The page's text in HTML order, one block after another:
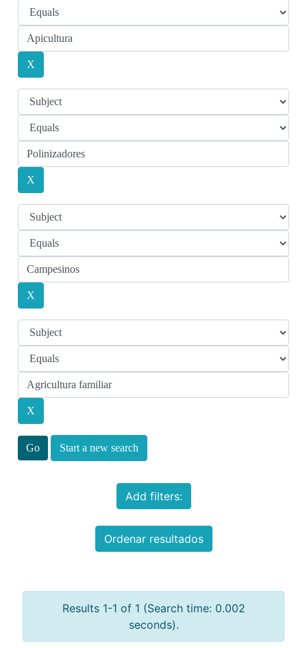
Start a new search
Add filters:
Ordenar resultados
Results 1-1 of 1 (Search time: 0.002
seconds).